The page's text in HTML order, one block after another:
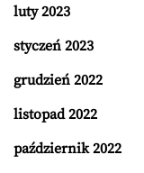
luty 2023
styczeń 2023
grudzień 2022
listopad 2022
październik 2022